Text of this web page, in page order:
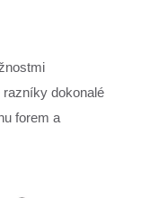
dokonalé
forem a